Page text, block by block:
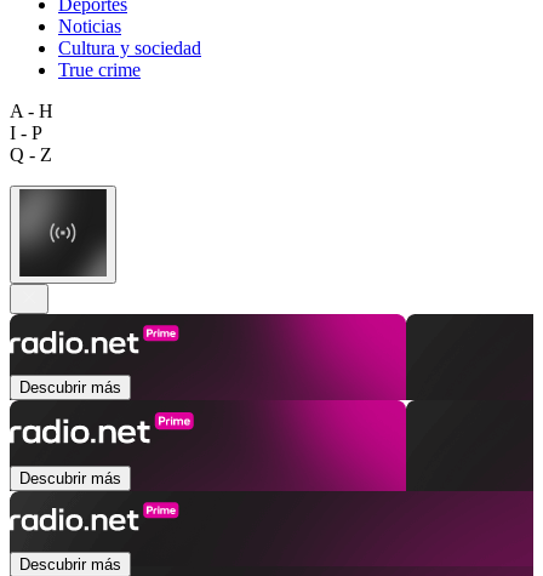
Noticias
Cultura y sociedad
True crime
A - H
I - P
Q - Z
Descubrir más
Descubrir más
Descubrir más